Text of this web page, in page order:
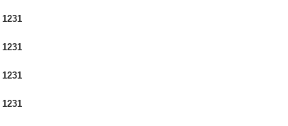
1231
1231
1231
1231